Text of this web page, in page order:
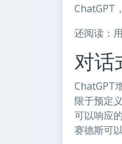
ChatGPT
还阅读：
对话
ChatGPT
限于预定
可以响应
赛德斯可